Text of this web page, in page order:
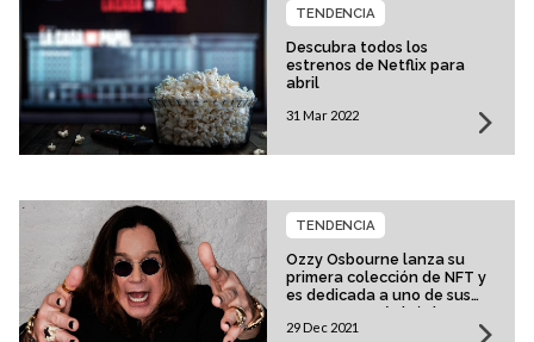
Descubra todos los
estrenos de Netflix para
abril
TENDENCIA
31 Mar 2022
Ozzy Osbourne lanza su
primera colección de NFT y
es dedicada a uno de sus
momentos más icónicos en
el escenario
TENDENCIA
29 Dec 2021